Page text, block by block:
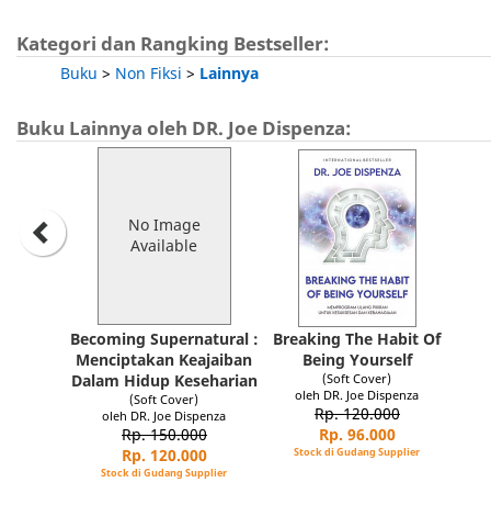
Kategori dan Rangking Bestseller:
Buku > Non Fiksi > Lainnya
Buku Lainnya oleh DR. Joe Dispenza:
No Image
Available
Becoming Supernatural :
Menciptakan Keajaiban
Dalam Hidup Keseharian
(Soft Cover)
oleh DR. Joe Dispenza
Rp. 150.000
Rp. 120.000
Stock di Gudang Supplier
Breaking The Habit Of
Being Yourself
(Soft Cover)
oleh DR. Joe Dispenza
Rp. 120.000
Rp. 96.000
Stock di Gudang Supplier